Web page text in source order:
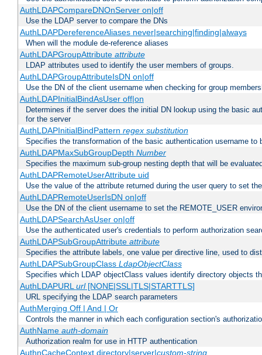
AuthLDAPCompareDNOnServer on|off
Use the LDAP server to compare the DNs
AuthLDAPDereferenceAliases never|searching|finding|always
When will the module de-reference aliases
AuthLDAPGroupAttribute attribute
LDAP attributes used to identify the user members of groups.
AuthLDAPGroupAttributeIsDN on|off
Use the DN of the client username when checking for group
AuthLDAPInitialBindAsUser off|on
Determines if the server does the initial DN lookup using the basic
for the server
AuthLDAPInitialBindPattern regex substitution
Specifies the transformation of the basic authentication username
AuthLDAPMaxSubGroupDepth Number
Specifies the maximum sub-group nesting depth that will be
AuthLDAPRemoteUserAttribute uid
Use the value of the attribute returned during the user query to set
AuthLDAPRemoteUserIsDN on|off
Use the DN of the client username to set the REMOTE_USER
AuthLDAPSearchAsUser on|off
Use the authenticated user's credentials to perform authorization
AuthLDAPSubGroupAttribute attribute
Specifies the attribute labels, one value per directive line, used to
AuthLDAPSubGroupClass LdapObjectClass
Specifies which LDAP objectClass values identify directory objects
AuthLDAPURLurl[NONE|SSL|TLS|STARTTLS]
URL specifying the LDAP search parameters
AuthMerging Off | And | Or
Controls the manner in which each configuration section's
AuthName auth-domain
Authorization realm for use in HTTP authentication
AuthnCacheContext directory|server|custom-string